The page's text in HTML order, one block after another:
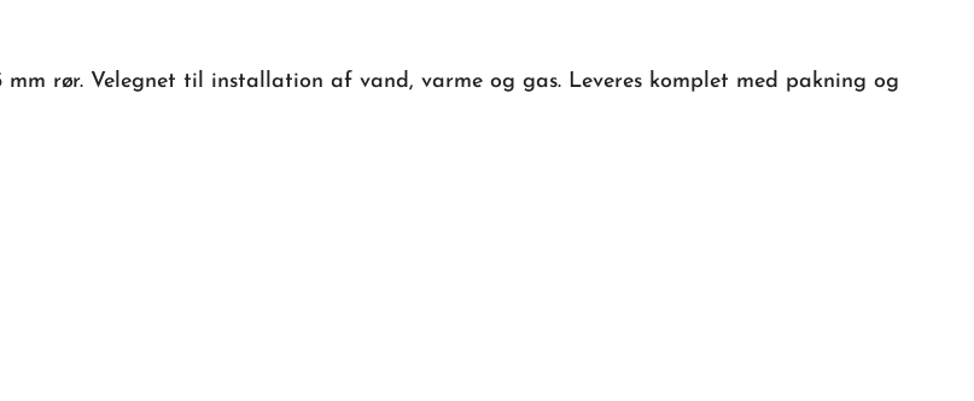
rør. Velegnet til installation af vand, varme og gas. Leveres komplet med pakning og